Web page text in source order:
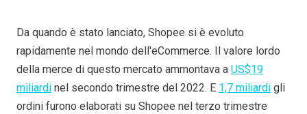
Da quando è stato lanciato, Shopee si è evoluto
rapidamente nel mondo dell'eCommerce. Il valore lordo
della merce di questo mercato ammontava a US$19
miliardi nel secondo trimestre del 2022. E 1,7 miliardi gli
ordini furono elaborati su Shopee nel terzo trimestre